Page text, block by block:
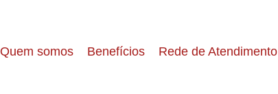
Quem somos Benefícios Rede de Atendimento